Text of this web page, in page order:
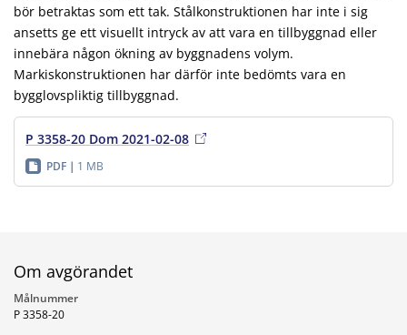
bör betraktas som ett tak. Stålkonstruktionen har inte i sig
ansetts ge ett visuellt intryck av att vara en tillbyggnad eller
innebära någon ökning av byggnadens volym.
Markiskonstruktionen har därför inte bedömts vara en
bygglovspliktig tillbyggnad.
P 3358-20 Dom 2021-02-08
PDF 1 MB
Om avgörandet
Målnummer
P 3358-20